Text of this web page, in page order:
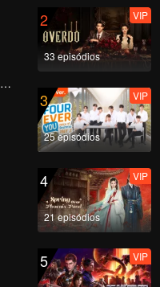
2
33 episódios
VIP
3
25 episódios
VIP
4
21 episódios
VIP
5 VIP